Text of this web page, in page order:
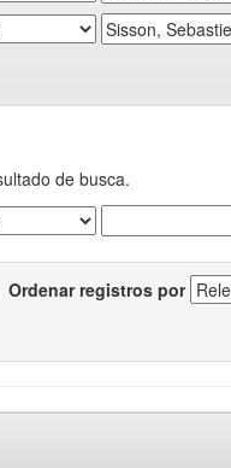
de busca.
Ordenar registros por